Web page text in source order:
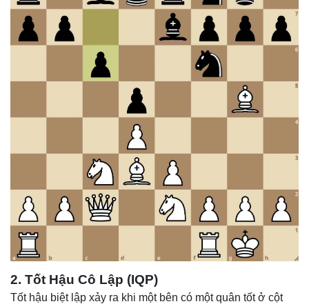
2. Tốt Hậu Cô Lập (IQP)
Tốt hậu biệt lập xảy ra khi một bên có một quân tốt ở cột